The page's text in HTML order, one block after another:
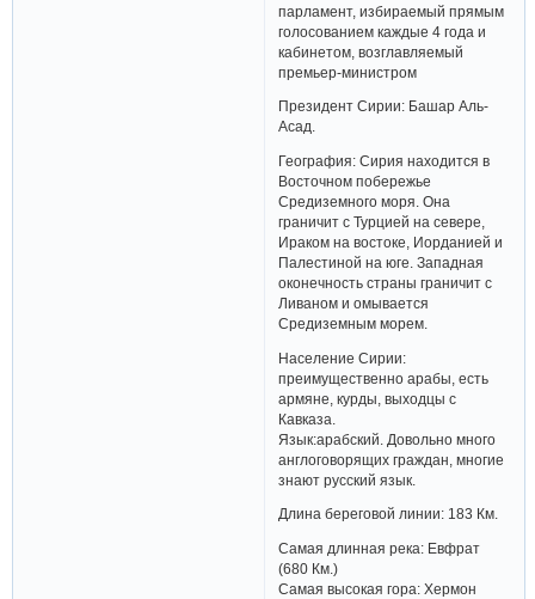
парламент, избираемый прямым
голосованием каждые 4 года и
кабинетом, возглавляемый
премьер-министром
Президент Сирии: Башар Аль-
Асад.
География: Сирия находится в
Восточном побережье
Средиземного моря. Она
граничит с Турцией на севере,
Ираком на востоке, Иорданией и
Палестиной на юге. Западная
оконечность страны граничит с
Ливаном и омывается
Средиземным морем.
Население Сирии:
преимущественно арабы, есть
армяне, курды, выходцы с
Кавказа.
Язык:арабский. Довольно много
англоговорящих граждан, многие
знают русский язык.
Длина береговой линии: 183 Км.
Самая длинная река: Евфрат
(680 Км.)
Самая высокая гора: Хермон